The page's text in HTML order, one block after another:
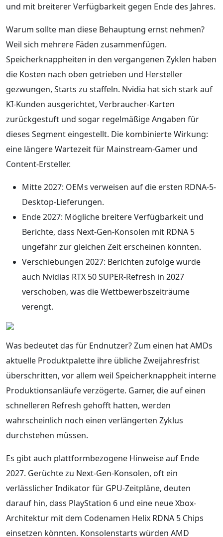
und mit breiterer Verfügbarkeit gegen Ende des Jahres.
Warum sollte man diese Behauptung ernst nehmen?
Weil sich mehrere Fäden zusammenfügen.
Speicherknappheiten in den vergangenen Zyklen haben
die Kosten nach oben getrieben und Hersteller
gezwungen, Starts zu staffeln. Nvidia hat sich stark auf
KI-Kunden ausgerichtet, Verbraucher-Karten
zurückgestuft und sogar regelmäßige Angaben für
dieses Segment eingestellt. Die kombinierte Wirkung:
eine längere Wartezeit für Mainstream-Gamer und
Content-Ersteller.
Mitte 2027: OEMs verweisen auf die ersten RDNA-5-
Desktop-Lieferungen.
Ende 2027: Mögliche breitere Verfügbarkeit und
Berichte, dass Next-Gen-Konsolen mit RDNA 5
ungefähr zur gleichen Zeit erscheinen könnten.
Verschiebungen 2027: Berichten zufolge wurde
auch Nvidias RTX 50 SUPER-Refresh in 2027
verschoben, was die Wettbewerbszeiträume
verengt.
Was bedeutet das für Endnutzer? Zum einen hat AMDs
aktuelle Produktpalette ihre übliche Zweijahresfrist
überschritten, vor allem weil Speicherknappheit interne
Produktionsanläufe verzögerte. Gamer, die auf einen
schnelleren Refresh gehofft hatten, werden
wahrscheinlich noch einen verlängerten Zyklus
durchstehen müssen.
Es gibt auch plattformbezogene Hinweise auf Ende
2027. Gerüchte zu Next-Gen-Konsolen, oft ein
verlässlicher Indikator für GPU-Zeitpläne, deuten
darauf hin, dass PlayStation 6 und eine neue Xbox-
Architektur mit dem Codenamen Helix RDNA 5 Chips
einsetzen könnten. Konsolenstarts würden AMD